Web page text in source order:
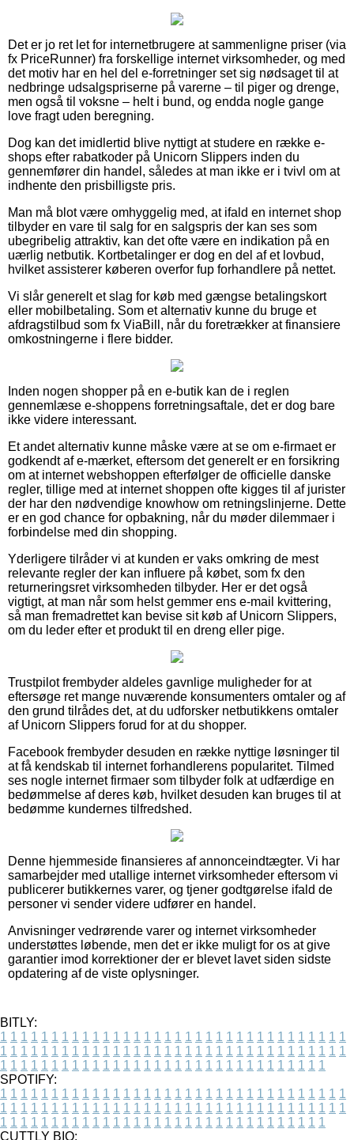
Det er jo ret let for internetbrugere at sammenligne priser (via
fx PriceRunner) fra forskellige internet virksomheder, og med
det motiv har en hel del e-forretninger set sig nødsaget til at
nedbringe udsalgspriserne på varerne – til piger og drenge,
men også til voksne – helt i bund, og endda nogle gange
love fragt uden beregning.
Dog kan det imidlertid blive nyttigt at studere en række e-
shops efter rabatkoder på Unicorn Slippers inden du
gennemfører din handel, således at man ikke er i tvivl om at
indhente den prisbilligste pris.
Man må blot være omhyggelig med, at ifald en internet shop
tilbyder en vare til salg for en salgspris der kan ses som
ubegribelig attraktiv, kan det ofte være en indikation på en
uærlig netbutik. Kortbetalinger er dog en del af et lovbud,
hvilket assisterer køberen overfor fup forhandlere på nettet.
Vi slår generelt et slag for køb med gængse betalingskort
eller mobilbetaling. Som et alternativ kunne du bruge et
afdragstilbud som fx ViaBill, når du foretrækker at finansiere
omkostningerne i flere bidder.
Inden nogen shopper på en e-butik kan de i reglen
gennemlæse e-shoppens forretningsaftale, det er dog bare
ikke videre interessant.
Et andet alternativ kunne måske være at se om e-firmaet er
godkendt af e-mærket, eftersom det generelt er en forsikring
om at internet webshoppen efterfølger de officielle danske
regler, tillige med at internet shoppen ofte kigges til af jurister
der har den nødvendige knowhow om retningslinjerne. Dette
er en god chance for opbakning, når du møder dilemmaer i
forbindelse med din shopping.
Yderligere tilråder vi at kunden er vaks omkring de mest
relevante regler der kan influere på købet, som fx den
returneringsret virksomheden tilbyder. Her er det også
vigtigt, at man når som helst gemmer ens e-mail kvittering,
så man fremadrettet kan bevise sit køb af Unicorn Slippers,
om du leder efter et produkt til en dreng eller pige.
Trustpilot frembyder aldeles gavnlige muligheder for at
eftersøge ret mange nuværende konsumenters omtaler og af
den grund tilrådes det, at du udforsker netbutikkens omtaler
af Unicorn Slippers forud for at du shopper.
Facebook frembyder desuden en række nyttige løsninger til
at få kendskab til internet forhandlerens popularitet. Tilmed
ses nogle internet firmaer som tilbyder folk at udfærdige en
bedømmelse af deres køb, hvilket desuden kan bruges til at
bedømme kundernes tilfredshed.
Denne hjemmeside finansieres af annonceindtægter. Vi har
samarbejder med utallige internet virksomheder eftersom vi
publicerer butikkernes varer, og tjener godtgørelse ifald de
personer vi sender videre udfører en handel.
Anvisninger vedrørende varer og internet virksomheder
understøttes løbende, men det er ikke muligt for os at give
garantier imod korrektioner der er blevet lavet siden sidste
opdatering af de viste oplysninger.
BITLY:
1 1 1 1 1 1 1 1 1 1 1 1 1 1 1 1 1 1 1 1 1 1 1 1 1 1 1 1 1 1 1 1 1 1
1 1 1 1 1 1 1 1 1 1 1 1 1 1 1 1 1 1 1 1 1 1 1 1 1 1 1 1 1 1 1 1 1 1
1 1 1 1 1 1 1 1 1 1 1 1 1 1 1 1 1 1 1 1 1 1 1 1 1 1 1 1 1 1 1 1
SPOTIFY:
1 1 1 1 1 1 1 1 1 1 1 1 1 1 1 1 1 1 1 1 1 1 1 1 1 1 1 1 1 1 1 1 1 1
1 1 1 1 1 1 1 1 1 1 1 1 1 1 1 1 1 1 1 1 1 1 1 1 1 1 1 1 1 1 1 1 1 1
1 1 1 1 1 1 1 1 1 1 1 1 1 1 1 1 1 1 1 1 1 1 1 1 1 1 1 1 1 1 1 1
CUTTLY BIO: